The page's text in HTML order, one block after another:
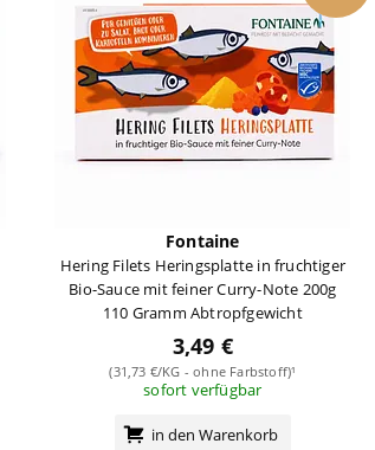
Fontaine
Hering Filets Heringsplatte in fruchtiger
Bio-Sauce mit feiner Curry-Note 200g
110 Gramm Abtropfgewicht
3,49 €
(31,73 €/KG - ohne Farbstoff)¹
sofort verfügbar
in den Warenkorb